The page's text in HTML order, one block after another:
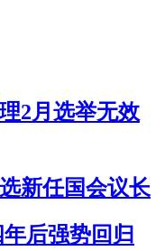
2月选举无效
新任国会议长
后强势回归